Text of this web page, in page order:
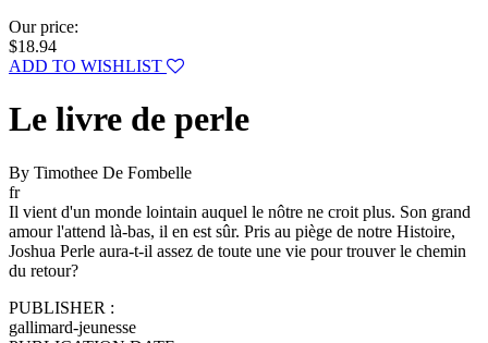
Our price:
$18.94
ADD TO WISHLIST
Le livre de perle
By Timothee De Fombelle
fr
Il vient d'un monde lointain auquel le nôtre ne croit plus. Son grand
amour l'attend là-bas, il en est sûr. Pris au piège de notre Histoire,
Joshua Perle aura-t-il assez de toute une vie pour trouver le chemin
du retour?
PUBLISHER :
gallimard-jeunesse